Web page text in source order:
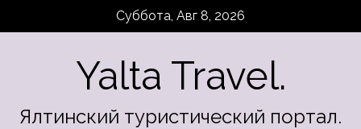
Суббота, Авг 8, 2026
Yalta Travel.
Ялтинский туристический портал.